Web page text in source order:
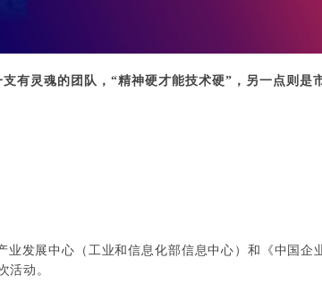
有灵魂的团队，“精神硬才能技术硬”，另一点则是
业发展中心（工业和信息化部信息中心）和《中国企
活动。